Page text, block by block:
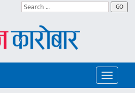
GO
Toggle